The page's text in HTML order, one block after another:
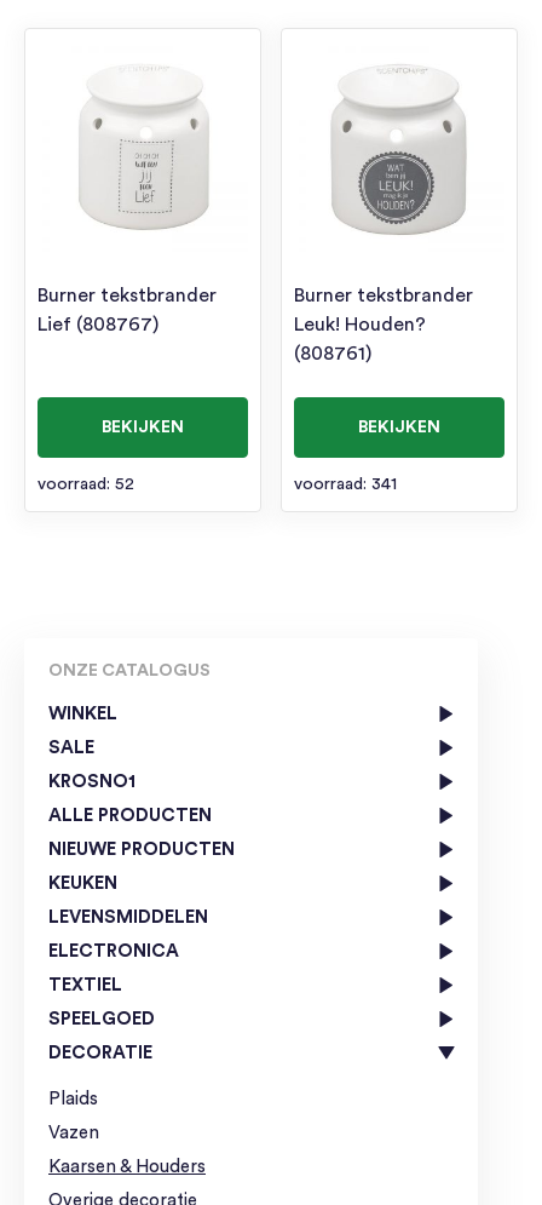
ONZE CATALOGUS
WINKEL
SALE
KROSNO1
ALLE PRODUCTEN
NIEUWE PRODUCTEN
KEUKEN
LEVENSMIDDELEN
ELECTRONICA
TEXTIEL
SPEELGOED
DECORATIE
Plaids
Vazen
Kaarsen & Houders
Overige decoratie
Burner tekstbrander
Lief (808767)
BEKIJKEN
voorraad: 52
Burner tekstbrander
Leuk! Houden?
(808761)
BEKIJKEN
voorraad: 341